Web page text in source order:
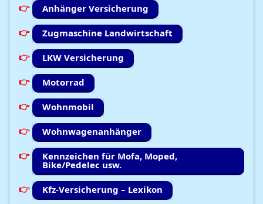
Anhänger Versicherung
Zugmaschine Landwirtschaft
LKW Versicherung
Motorrad
Wohnmobil
Wohnwagenanhänger
Kennzeichen für Mofa, Moped,
Bike/Pedelec usw.
Kfz-Versicherung – Lexikon